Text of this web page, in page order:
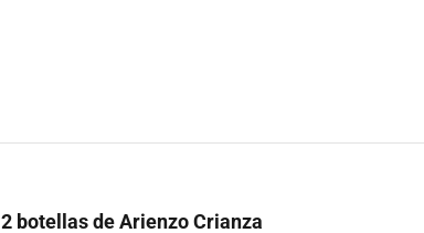
2 botellas de Arienzo Crianza